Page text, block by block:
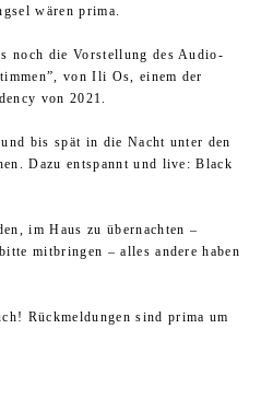
wären prima.
noch die Vorstellung des Audio-
von Ili Os, einem der
von 2021.
bis spät in die Nacht unter den
Dazu entspannt und live: Black
im Haus zu übernachten –
mitbringen – alles andere haben
Rückmeldungen sind prima um